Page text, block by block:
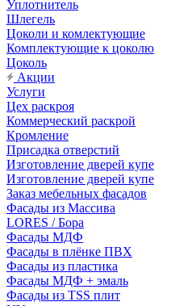
Уплотнитель
Шлегель
Цоколи и комлектующие
Комплектующие к цоколю
Цоколь
Акции
Услуги
Цех раскроя
Коммерческий раскрой
Кромление
Присадка отверстий
Изготовление дверей купе
Изготовление дверей купе
Заказ мебельных фасадов
Фасады из Массива
LORES / Бора
Фасады МДФ
Фасады в плёнке ПВХ
Фасады из пластика
Фасады МДФ + эмаль
Фасады из TSS плит